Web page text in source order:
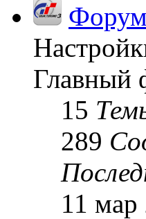
Главный
15
289
11 мар